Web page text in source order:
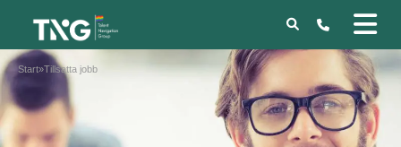
Start»Tillsatta jobb